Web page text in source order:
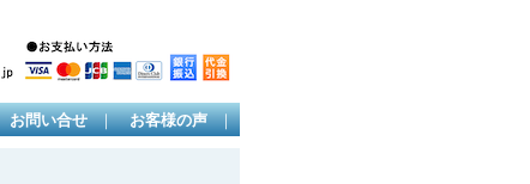
お問い合せ ｜ お客様の声 ｜